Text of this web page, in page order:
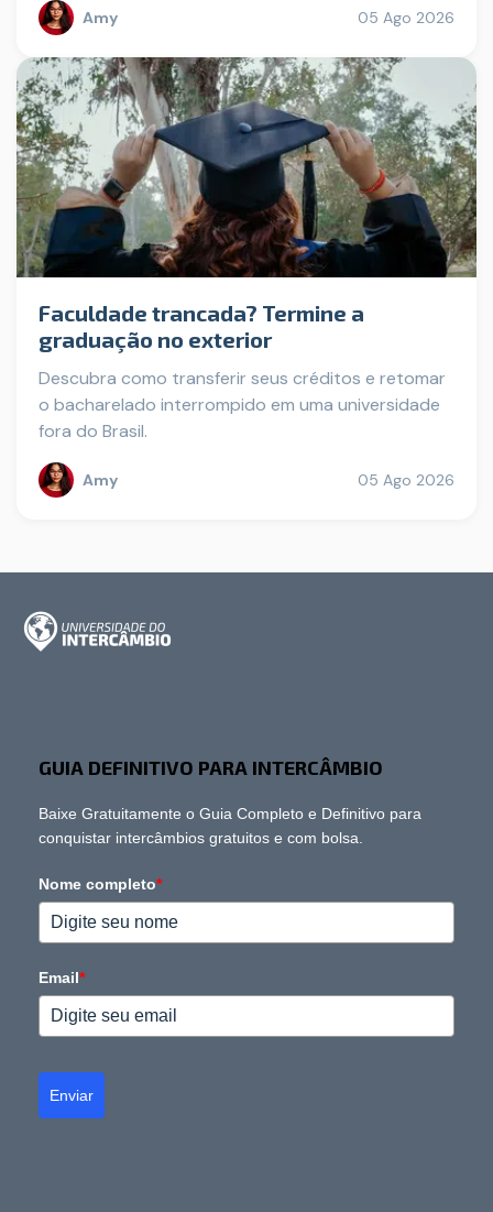
Amy 05 Ago 2026
Faculdade trancada? Termine a
graduação no exterior
Descubra como transferir seus créditos e retomar
o bacharelado interrompido em uma universidade
fora do Brasil.
Amy 05 Ago 2026
GUIA DEFINITIVO PARA INTERCÂMBIO
Baixe Gratuitamente o Guia Completo e Definitivo para
conquistar intercâmbios gratuitos e com bolsa.
Nome completo*
Email*
Enviar